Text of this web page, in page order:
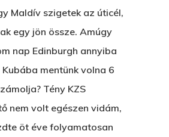
Maldív szigetek az úticél,
egy jön össze. Amúgy
nap Edinburgh annyiba
mentünk volna 6
Tény KZS
nem volt egészen vidám,
öt éve folyamatosan